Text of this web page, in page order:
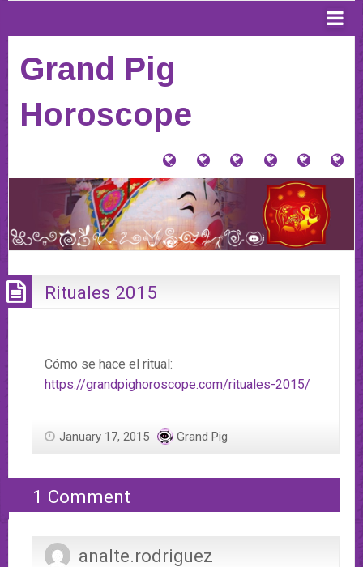
Grand Pig
Horoscope
猪
星
座
(Home)
signo
ContactoDonaciones
y
Tienda
Rituales 2015
Cómo se hace el ritual:
https://grandpighoroscope.com/rituales-2015/
January 17, 2015 Grand Pig
1 Comment
analte.rodriguez